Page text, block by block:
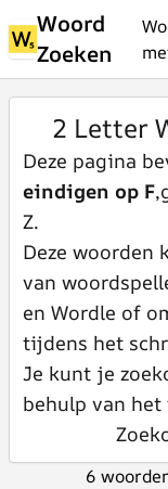
Woord
Zoeken
2 Letter
Deze pagina
eindigen op F
Z.
Deze woorden
van
en Wordle of
tijdens het
Je kunt je
behulp van
6